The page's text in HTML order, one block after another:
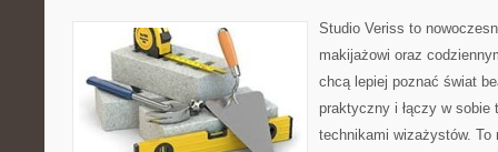
Studio Veriss to
makijażowi oraz
chcą lepiej poznać świat
praktyczny i łączy w sobie
technikami wizażystów. To